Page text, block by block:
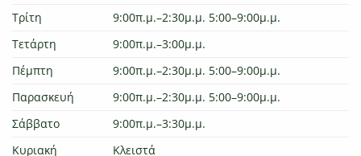
Τρίτη
9:00π.μ.–2:30μ.μ. 5:00–9:00μ.μ.
Τετάρτη
9:00π.μ.–3:00μ.μ.
Πέμπτη
9:00π.μ.–2:30μ.μ. 5:00–9:00μ.μ.
Παρασκευή
9:00π.μ.–2:30μ.μ. 5:00–9:00μ.μ.
Σάββατο
9:00π.μ.–3:30μ.μ.
Κυριακή
Κλειστά